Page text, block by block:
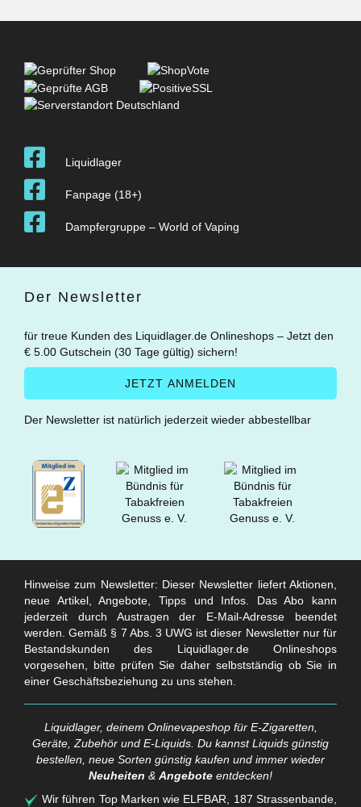
Liquidlager
Fanpage (18+)
Dampfergruppe – World of Vaping
Der Newsletter
für treue Kunden des Liquidlager.de Onlineshops – Jetzt den
€ 5.00 Gutschein (30 Tage gültig) sichern!
Der Newsletter ist natürlich jederzeit wieder abbestellbar
Hinweise zum Newsletter: Dieser Newsletter liefert Aktionen,
neue Artikel, Angebote, Tipps und Infos. Das Abo kann
jederzeit durch Austragen der E-Mail-Adresse beendet
werden. Gemäß § 7 Abs. 3 UWG ist dieser Newsletter nur für
Bestandskunden des Liquidlager.de Onlineshops
vorgesehen, bitte prüfen Sie daher selbstständig ob Sie in
einer Geschäftsbeziehung zu uns stehen.
Liquidlager, deinem Onlinevapeshop für E-Zigaretten,
Geräte, Zubehör und E-Liquids. Du kannst Liquids günstig
bestellen, neue Sorten günstig kaufen und immer wieder
Neuheiten & Angebote entdecken!
Wir führen Top Marken wie ELFBAR, 187 Strassenbande,